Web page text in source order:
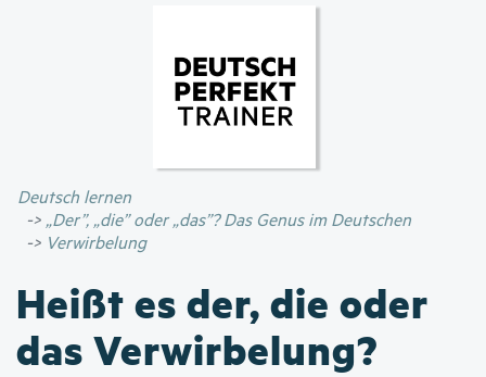
Inhalt
Deutsch lernen
„Der”, „die” oder „das”? Das Genus im Deutschen
Verwirbelung
Heißt es der, die oder
das Verwirbelung?